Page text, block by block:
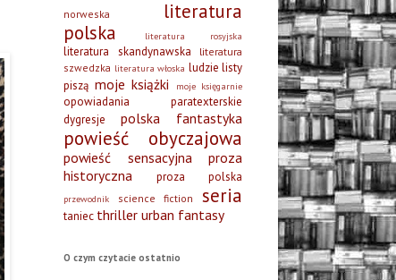
norweska
literatura
polska
literatura rosyjska
literatura skandynawska
literatura
szwedzka literatura włoska ludzie listy
piszą moje książki moje księgarnie
opowiadania
paratexterskie
dygresje
polska fantastyka
powieść obyczajowa
powieść sensacyjna
proza
historyczna
proza polska
przewodnik science fiction seria
taniec thriller urban fantasy
O czym czytacie ostatnio